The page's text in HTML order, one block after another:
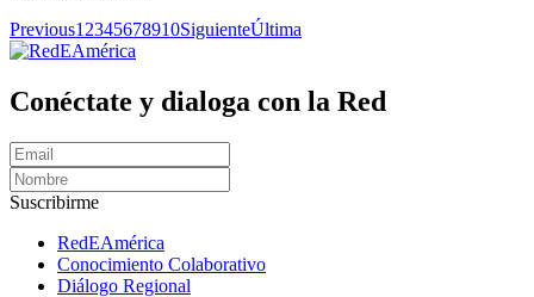
Previous1 2345678910SiguienteÚltima
Conéctate y dialoga con la Red
Suscribirme
RedEAmérica
Conocimiento Colaborativo
Diálogo Regional